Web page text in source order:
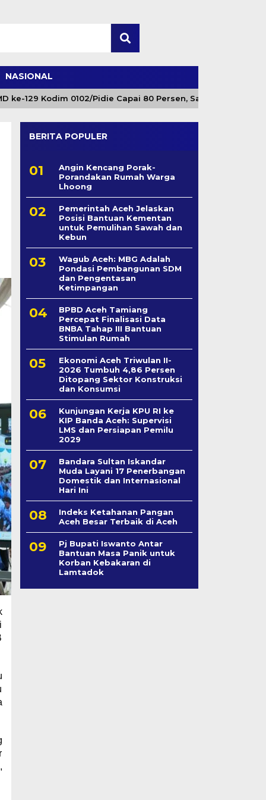
NASIONAL
129 Kodim 0102/Pidie Capai 80 Persen, Satgas Fokus
BERITA POPULER
Angin Kencang Porak-
Porandakan Rumah Warga
Lhoong
Pemerintah Aceh Jelaskan
Posisi Bantuan Kementan
untuk Pemulihan Sawah dan
Kebun
Wagub Aceh: MBG Adalah
Pondasi Pembangunan SDM
dan Pengentasan
Ketimpangan
BPBD Aceh Tamiang
Percepat Finalisasi Data
BNBA Tahap III Bantuan
Stimulan Rumah
Ekonomi Aceh Triwulan II-
2026 Tumbuh 4,86 Persen
Ditopang Sektor Konstruksi
dan Konsumsi
Kunjungan Kerja KPU RI ke
KIP Banda Aceh: Supervisi
LMS dan Persiapan Pemilu
2029
Bandara Sultan Iskandar
Muda Layani 17 Penerbangan
Domestik dan Internasional
Hari Ini
Indeks Ketahanan Pangan
Aceh Besar Terbaik di Aceh
Pj Bupati Iswanto Antar
Bantuan Masa Panik untuk
Korban Kebakaran di
Lamtadok